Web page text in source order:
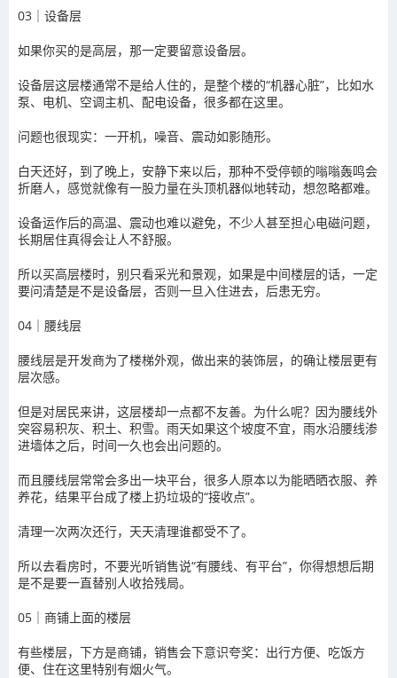
03｜设备层
如果你买的是高层，那一定要留意设备层。
设备层这层楼通常不是给人住的，是整个楼的“机器心脏”，比如水
泵、电机、空调主机、配电设备，很多都在这里。
问题也很现实：一开机，噪音、震动如影随形。
白天还好，到了晚上，安静下来以后，那种不受停顿的嗡嗡轰鸣会
折磨人，感觉就像有一股力量在头顶机器似地转动，想忽略都难。
设备运作后的高温、震动也难以避免，不少人甚至担心电磁问题，
长期居住真得会让人不舒服。
所以买高层楼时，别只看采光和景观，如果是中间楼层的话，一定
要问清楚是不是设备层，否则一旦入住进去，后患无穷。
04｜腰线层
腰线层是开发商为了楼梯外观，做出来的装饰层，的确让楼层更有
层次感。
但是对居民来讲，这层楼却一点都不友善。为什么呢？因为腰线外
突容易积灰、积土、积雪。雨天如果这个坡度不宜，雨水沿腰线渗
进墙体之后，时间一久也会出问题的。
而且腰线层常常会多出一块平台，很多人原本以为能晒晒衣服、养
养花，结果平台成了楼上扔垃圾的“接收点”。
清理一次两次还行，天天清理谁都受不了。
所以去看房时，不要光听销售说“有腰线、有平台”，你得想想后期
是不是要一直替别人收拾残局。
05｜商铺上面的楼层
有些楼层，下方是商铺，销售会下意识夸奖：出行方便、吃饭方
便、住在这里特别有烟火气。